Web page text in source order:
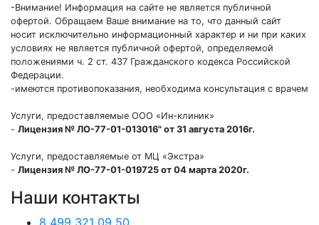
-Внимание! Информация на сайте не является публичной
офертой. Обращаем Ваше внимание на то, что данный сайт
носит исключительно информационный характер и ни при каких
условиях не является публичной офертой, определяемой
положениями ч. 2 ст. 437 Гражданского кодекса Российской
Федерации.
-имеются противопоказания, необходима консультация с врачем
Услуги, предоставляемые ООО «Ин-клиник»
- Лицензия № ЛО-77-01-013016" от 31 августа 2016г.
Услуги, предоставляемые от МЦ «Экстра»
- Лицензия № ЛО-77-01-019725 от 04 марта 2020г.
Наши контакты
8 499 321 09 50